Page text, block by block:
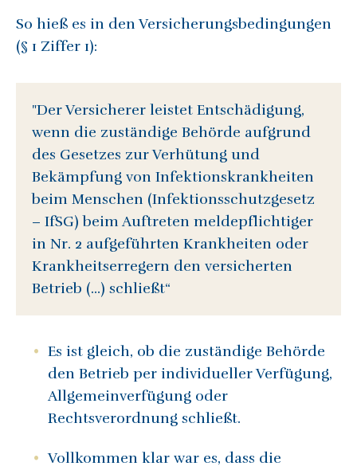
So hieß es in den Versicherungsbedingungen
(§ 1 Ziffer 1):
"Der Versicherer leistet Entschädigung,
wenn die zuständige Behörde aufgrund
des Gesetzes zur Verhütung und
Bekämpfung von Infektionskrankheiten
beim Menschen (Infektionsschutzgesetz
– IfSG) beim Auftreten meldepflichtiger
in Nr. 2 aufgeführten Krankheiten oder
Krankheitserregern den versicherten
Betrieb (…) schließt“
Es ist gleich, ob die zuständige Behörde
den Betrieb per individueller Verfügung,
Allgemeinverfügung oder
Rechtsverordnung schließt.
Vollkommen klar war es, dass die